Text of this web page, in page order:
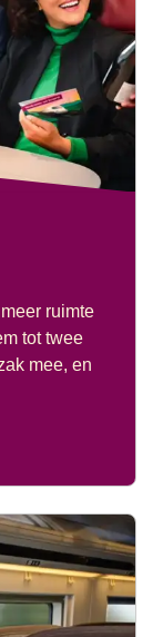
ruimte
tot twee
mee, en